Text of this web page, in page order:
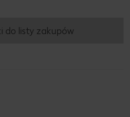
do listy zakupów